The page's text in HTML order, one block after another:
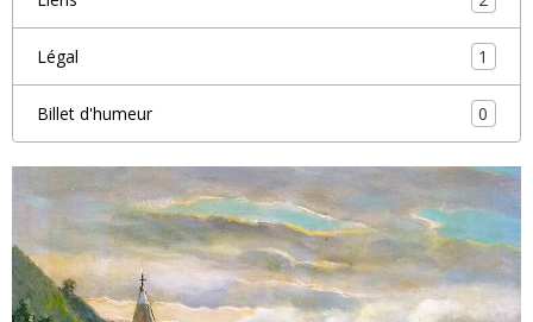
Légal 1
Billet d'humeur 0